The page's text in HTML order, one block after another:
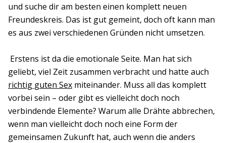
und suche dir am besten einen komplett neuen
Freundeskreis. Das ist gut gemeint, doch oft kann man
es aus zwei verschiedenen Gründen nicht umsetzen.
Erstens ist da die emotionale Seite. Man hat sich
geliebt, viel Zeit zusammen verbracht und hatte auch
richtig guten Sex miteinander. Muss all das komplett
vorbei sein – oder gibt es vielleicht doch noch
verbindende Elemente? Warum alle Drähte abbrechen,
wenn man vielleicht doch noch eine Form der
gemeinsamen Zukunft hat, auch wenn die anders